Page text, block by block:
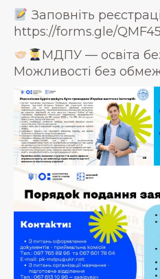
Заповніть
https://forms.gle/
МДПУ — освіта
Можливості без